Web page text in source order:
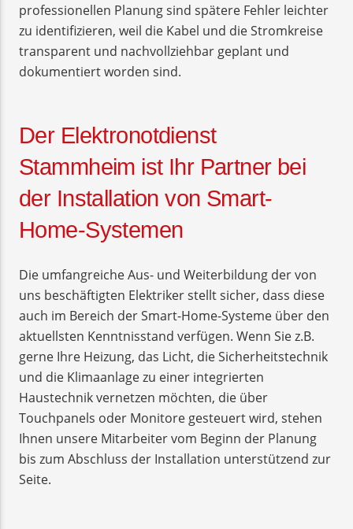
professionellen Planung sind spätere Fehler leichter
zu identifizieren, weil die Kabel und die Stromkreise
transparent und nachvollziehbar geplant und
dokumentiert worden sind.
Der Elektronotdienst
Stammheim ist Ihr Partner bei
der Installation von Smart-
Home-Systemen
Die umfangreiche Aus- und Weiterbildung der von
uns beschäftigten Elektriker stellt sicher, dass diese
auch im Bereich der Smart-Home-Systeme über den
aktuellsten Kenntnisstand verfügen. Wenn Sie z.B.
gerne Ihre Heizung, das Licht, die Sicherheitstechnik
und die Klimaanlage zu einer integrierten
Haustechnik vernetzen möchten, die über
Touchpanels oder Monitore gesteuert wird, stehen
Ihnen unsere Mitarbeiter vom Beginn der Planung
bis zum Abschluss der Installation unterstützend zur
Seite.